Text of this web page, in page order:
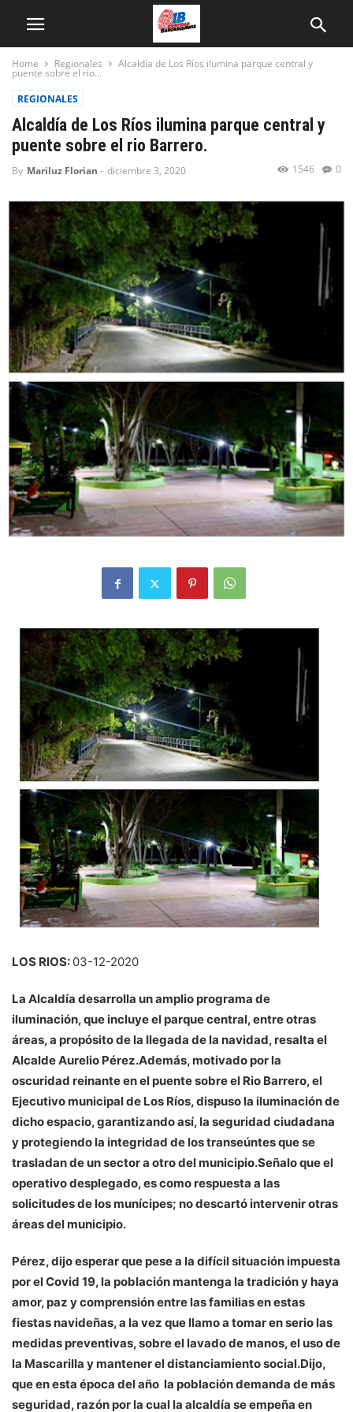
Home Regionales Alcaldía de Los Ríos ilumina parque central y
puente sobre el rio...
REGIONALES
Alcaldía de Los Ríos ilumina parque central y
puente sobre el rio Barrero.
By Mariluz Florian - diciembre 3, 2020 0
1546
LOS RIOS: 03-12-2020
La Alcaldía desarrolla un amplio programa de
iluminación, que incluye el parque central, entre otras
áreas, a propósito de la llegada de la navidad, resalta el
Alcalde Aurelio Pérez.Además, motivado por la
oscuridad reinante en el puente sobre el Rio Barrero, el
Ejecutivo municipal de Los Ríos, dispuso la iluminación de
dicho espacio, garantizando así, la seguridad ciudadana
y protegiendo la integridad de los transeúntes que se
trasladan de un sector a otro del municipio.Señalo que el
operativo desplegado, es como respuesta a las
solicitudes de los munícipes; no descartó intervenir otras
áreas del municipio.
Pérez, dijo esperar que pese a la difícil situación impuesta
por el Covid 19, la población mantenga la tradición y haya
amor, paz y comprensión entre las familias en estas
fiestas navideñas, a la vez que llamo a tomar en serio las
medidas preventivas, sobre el lavado de manos, el uso de
la Mascarilla y mantener el distanciamiento social.Dijo,
que en esta época del año la población demanda de más
seguridad, razón por la cual la alcaldía se empeña en